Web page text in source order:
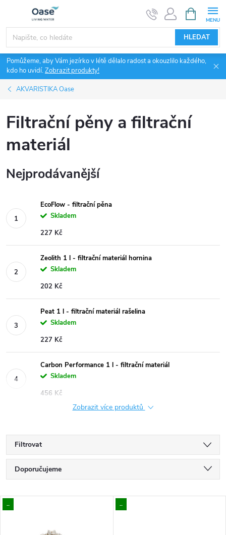
obsah
HLEDAT
NÁKUPNÍ
KOŠÍK
Pomůžeme, aby Vám jezírko v létě dělalo radost a okouzlilo každého,
kdo ho uvidí.Zobrazit produkty!
AKVARISTIKA Oase
Filtrační pěny a filtrační
materiál
Nejprodávanější
EcoFlow - filtrační pěna
Skladem
227 Kč
Zeolith 1 l - filtrační materiál hornina
Skladem
202 Kč
Peat 1 l - filtrační materiál rašelina
Skladem
227 Kč
Carbon Performance 1 l - filtrační materiál
Skladem
456 Kč
Zobrazit více produktů
Filtrovat
Ř
a
Doporučujeme
Nejprodávanější
V
.. ..